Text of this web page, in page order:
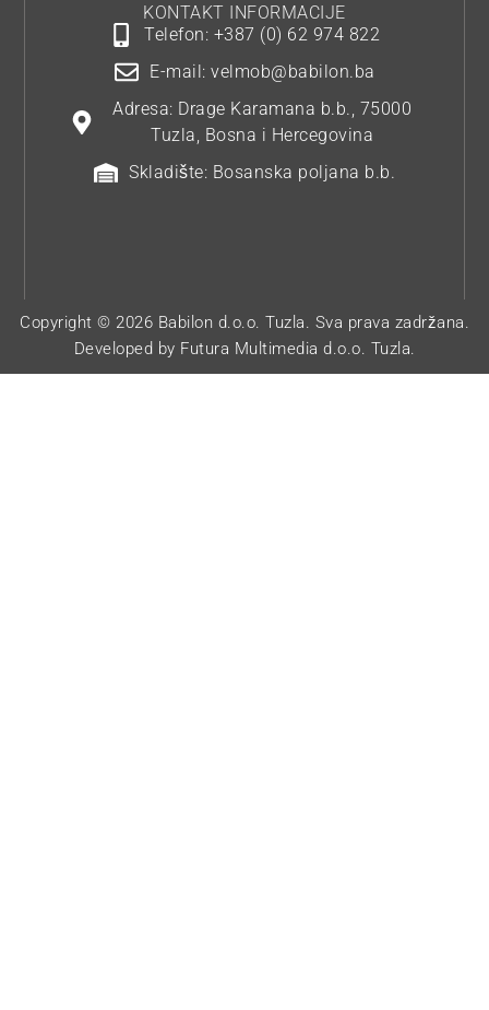
KONTAKT INFORMACIJE
Telefon: +387 (0) 62 974 822
E-mail: velmob@babilon.ba
Adresa: Drage Karamana b.b., 75000
Tuzla, Bosna i Hercegovina
Skladište: Bosanska poljana b.b.
Copyright © 2026 Babilon d.o.o. Tuzla. Sva prava zadržana.
Developed by Futura Multimedia d.o.o. Tuzla.